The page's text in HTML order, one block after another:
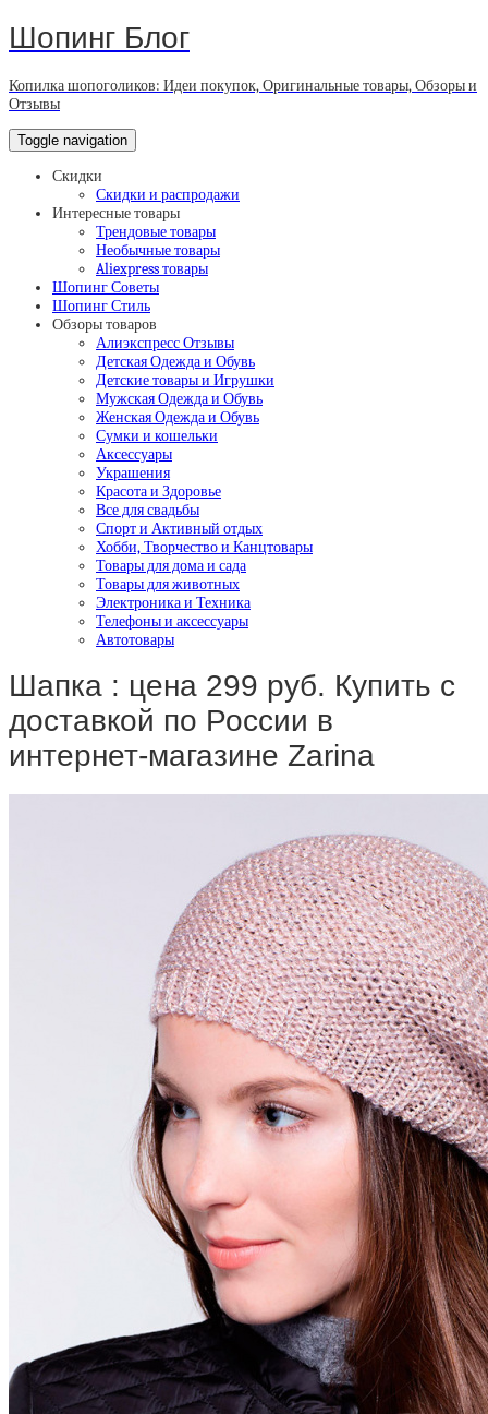
Шопинг Блог
Копилка шопоголиков: Идеи покупок, Оригинальные товары, Обзоры и
Отзывы
Toggle navigation
Скидки
Скидки и распродажи
Интересные товары
Трендовые товары
Необычные товары
Aliexpress товары
Шопинг Советы
Шопинг Стиль
Обзоры товаров
Алиэкспресс Отзывы
Детская Одежда и Обувь
Детские товары и Игрушки
Мужская Одежда и Обувь
Женская Одежда и Обувь
Сумки и кошельки
Аксессуары
Украшения
Красота и Здоровье
Все для свадьбы
Спорт и Активный отдых
Хобби, Творчество и Канцтовары
Товары для дома и сада
Товары для животных
Электроника и Техника
Телефоны и аксессуары
Автотовары
Шапка : цена 299 руб. Купить с
доставкой по России в
интернет-магазине Zarina